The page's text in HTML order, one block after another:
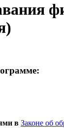
в Законе об